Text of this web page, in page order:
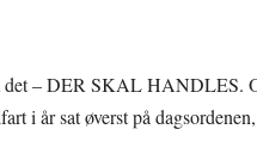
det – DER SKAL HANDLES.
i år sat øverst på